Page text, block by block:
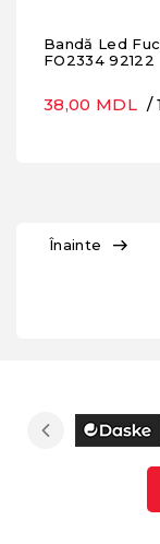
Bandă Led
FO2334 92122
38,00 MDL /
Înainte